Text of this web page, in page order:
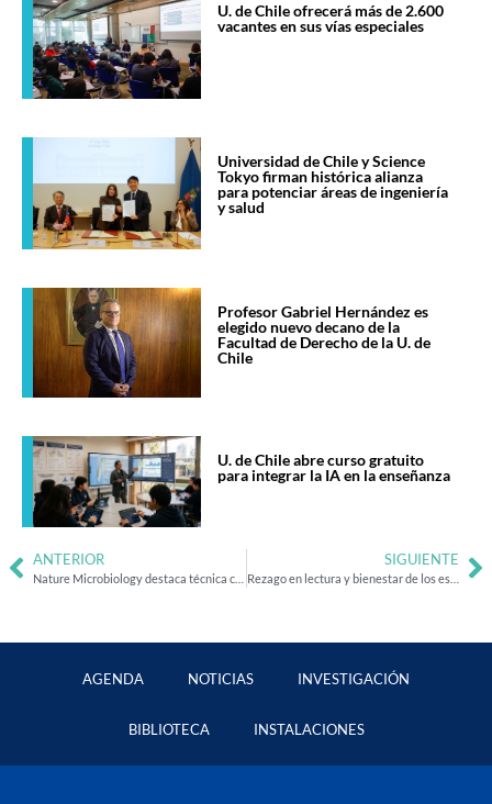
U. de Chile ofrecerá más de 2.600
vacantes en sus vías especiales
Universidad de Chile y Science
Tokyo firman histórica alianza
para potenciar áreas de ingeniería
y salud
Profesor Gabriel Hernández es
elegido nuevo decano de la
Facultad de Derecho de la U. de
Chile
U. de Chile abre curso gratuito
para integrar la IA en la enseñanza
ANTERIOR SIGUIENTE
Rezago en lectura y bienestar de los estudiantes empeoran en relación a 2019
AGENDA NOTICIAS INVESTIGACIÓN
BIBLIOTECA INSTALACIONES